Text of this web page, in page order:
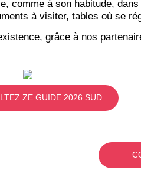
comme à son habitude,
à visiter, tables où se
grâce à nos
ZE GUIDE 2026 SUD